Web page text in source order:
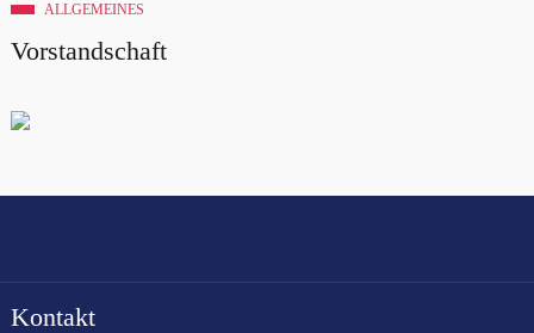
ALLGEMEINES
Vorstandschaft
Kontakt